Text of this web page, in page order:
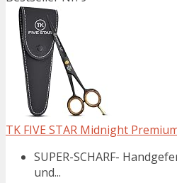
TK FIVE STAR Midnight
SUPER-SCHARF-
und...